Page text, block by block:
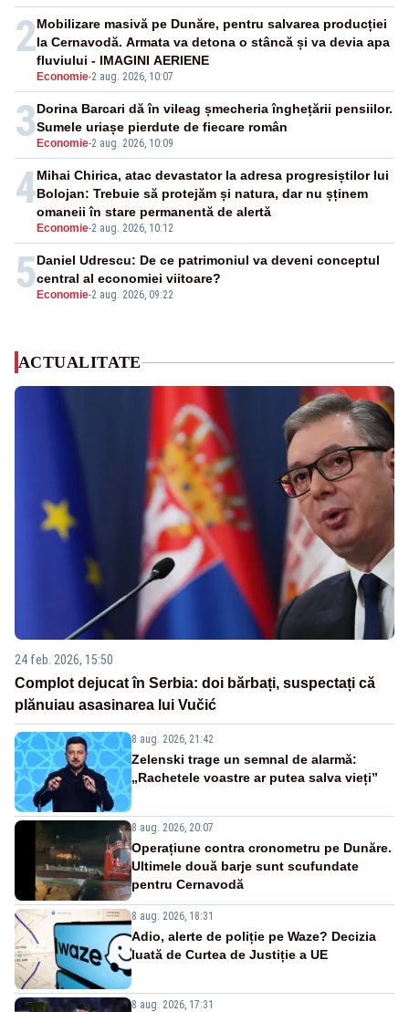
2
Economie-2 aug. 2026, 10:07
Mobilizare masivă pe Dunăre, pentru salvarea producției
la Cernavodă. Armata va detona o stâncă și va devia apa
fluviului - IMAGINI AERIENE
3 Economie-2 aug. 2026, 10:09
Dorina Barcari dă în vileag șmecheria înghețării pensiilor.
Sumele uriașe pierdute de fiecare român
4
Economie-2 aug. 2026, 10:12
Mihai Chirica, atac devastator la adresa progresiștilor lui
Bolojan: Trebuie să protejăm și natura, dar nu șținem
omaneii în stare permanentă de alertă
5 Economie-2 aug. 2026, 09:22
Daniel Udrescu: De ce patrimoniul va deveni conceptul
central al economiei viitoare?
ACTUALITATE
24 feb. 2026, 15:50
Complot dejucat în Serbia: doi bărbați, suspectați că
plănuiau asasinarea lui Vučić
8 aug. 2026, 21:42
Zelenski trage un semnal de alarmă:
„Rachetele voastre ar putea salva vieți”
8 aug. 2026, 20:07
Operațiune contra cronometru pe Dunăre.
Ultimele două barje sunt scufundate
pentru Cernavodă
8 aug. 2026, 18:31
Adio, alerte de poliție pe Waze? Decizia
luată de Curtea de Justiție a UE
8 aug. 2026, 17:31